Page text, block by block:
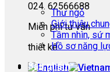
024. 62566688
Miễn phí tư vấn
thiết kế
Thư ngỏ
Giới thiệu
Tầm nhìn, sứ
Hồ sơ năng
Sản phẩm